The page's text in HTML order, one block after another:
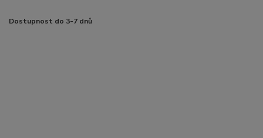
Dostupnost do 3-7 dnů